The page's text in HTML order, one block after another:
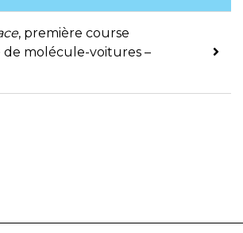
, première course
molécule-voitures –